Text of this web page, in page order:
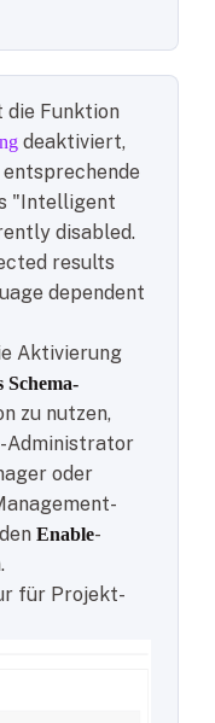
die Funktion
deaktiviert,
"Intelligent
disabled.
results
dependent
Aktivierung
Schema-
zu nutzen,
Administrator
oder
Enable-
für Projekt-